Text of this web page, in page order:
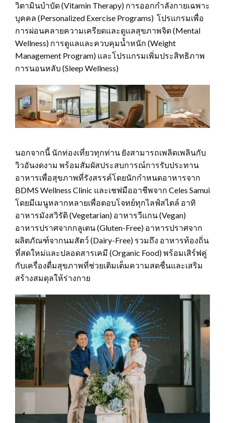
วิตามินบำบัด (Vitamin Therapy) การออกกำลังกายเฉพาะ
บุคคล (Personalized Exercise Programs) โปรแกรมเพื่อ
การผ่อนคลายความเครียดและดูแลสุขภาพจิต (Mental
Wellness) การดูแลและควบคุมน้ำหนัก (Weight
Management Program) และโปรแกรมเพิ่มประสิทธิภาพ
การนอนหลับ (Sleep Wellness)
นอกจากนี้ นักท่องเที่ยวทุกท่าน ยังสามารถเพลิดเพลินกับ
วิวอันงดงาม พร้อมสัมผัสประสบการณ์การรับประทาน
อาหารเพื่อสุขภาพที่รังสรรค์โดยนักกำหนดอาหารจาก
BDMS Wellness Clinic และเชฟมืออาชีพจาก Celes Samui
โดยมีเมนูหลากหลายเพื่อตอบโจทย์ทุกไลฟ์สไตล์ อาทิ
อาหารมังสวิรัติ (Vegetarian) อาหารวีแกน (Vegan)
อาหารปราศจากกลูเตน (Gluten-Free) อาหารปราศจาก
ผลิตภัณฑ์จากนมสัตว์ (Dairy-Free) รวมถึง อาหารท้องถิ่น
ที่สดใหม่และปลอดสารเคมี (Organic Food) พร้อมเสิร์ฟคู่
กับเครื่องดื่มสุขภาพที่ช่วยเติมเต็มความสดชื่นและเสริม
สร้างสมดุลให้ร่างกาย